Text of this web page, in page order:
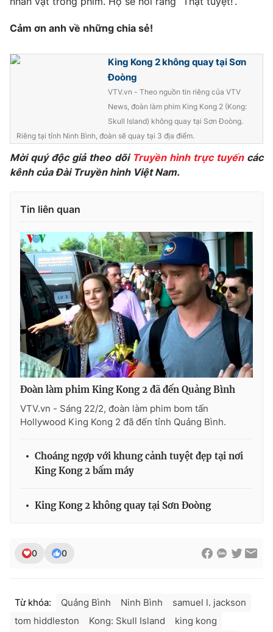
Cảm ơn anh về những chia sẻ!
King Kong 2 không quay tại Sơn
Đoòng
VTV.vn - Theo nguồn tin riêng của VTV
News, đoàn làm phim King Kong 2 (Kong:
Skull Island) không quay tại Sơn Đoòng.
Riêng tại tỉnh Ninh Bình, đoàn sẽ quay tại 3 địa điểm.
Mời quý độc giả theo dõi Truyền hình trực tuyếncác
kênh của Đài Truyền hình Việt Nam.
Tin liên quan
Đoàn làm phim King Kong 2 đã đến Quảng Bình
VTV.vn - Sáng 22/2, đoàn làm phim bom tấn
Hollywood King Kong 2 đã đến tỉnh Quảng Bình.
Choáng ngợp với khung cảnh tuyệt đẹp tại nơi
King Kong 2 bấm máy
King Kong 2 không quay tại Sơn Đoòng
0 0
Từ khóa: Quảng Bình Ninh Bình
samuel l. jackson
tom hiddleston
Kong: Skull Island
king kong